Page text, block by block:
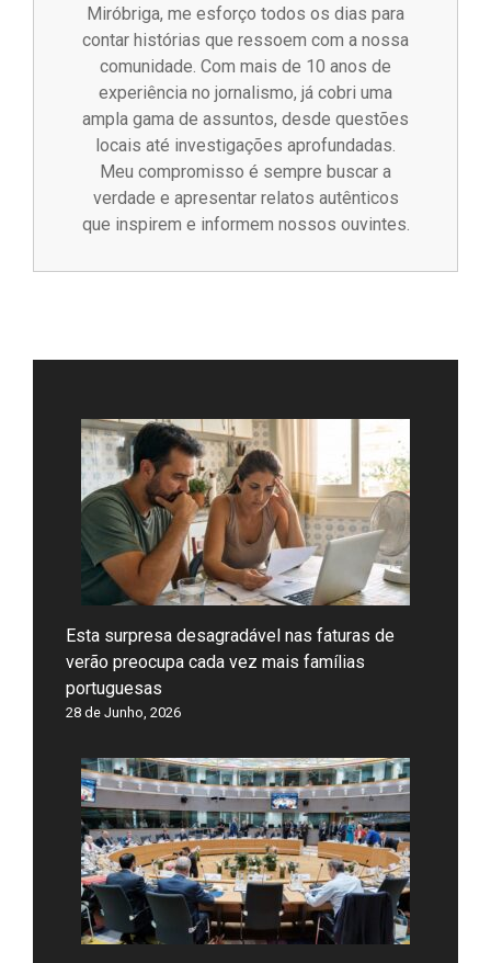
Miróbriga, me esforço todos os dias para
contar histórias que ressoem com a nossa
comunidade. Com mais de 10 anos de
experiência no jornalismo, já cobri uma
ampla gama de assuntos, desde questões
locais até investigações aprofundadas.
Meu compromisso é sempre buscar a
verdade e apresentar relatos autênticos
que inspirem e informem nossos ouvintes.
Esta surpresa desagradável nas faturas de
verão preocupa cada vez mais famílias
portuguesas
28 de Junho, 2026